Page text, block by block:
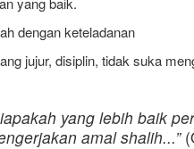
dengan keteladanan
jujur, disiplin, tidak suka
yang lebih baik
amal shalih...”